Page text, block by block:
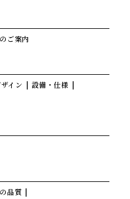
ご案内
イン
設備・仕様
品質